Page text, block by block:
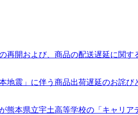
再開および、商品の配送遅延に関す
地震」に伴う商品出荷遅延のお詫び
熊本県立宇土高等学校の「キャリア